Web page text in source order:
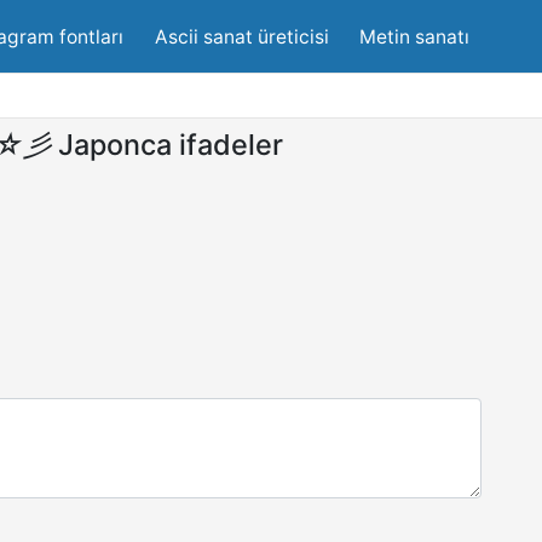
fontları Ascii sanat üreticisi Metin sanatı
彡 Japonca ifadeler